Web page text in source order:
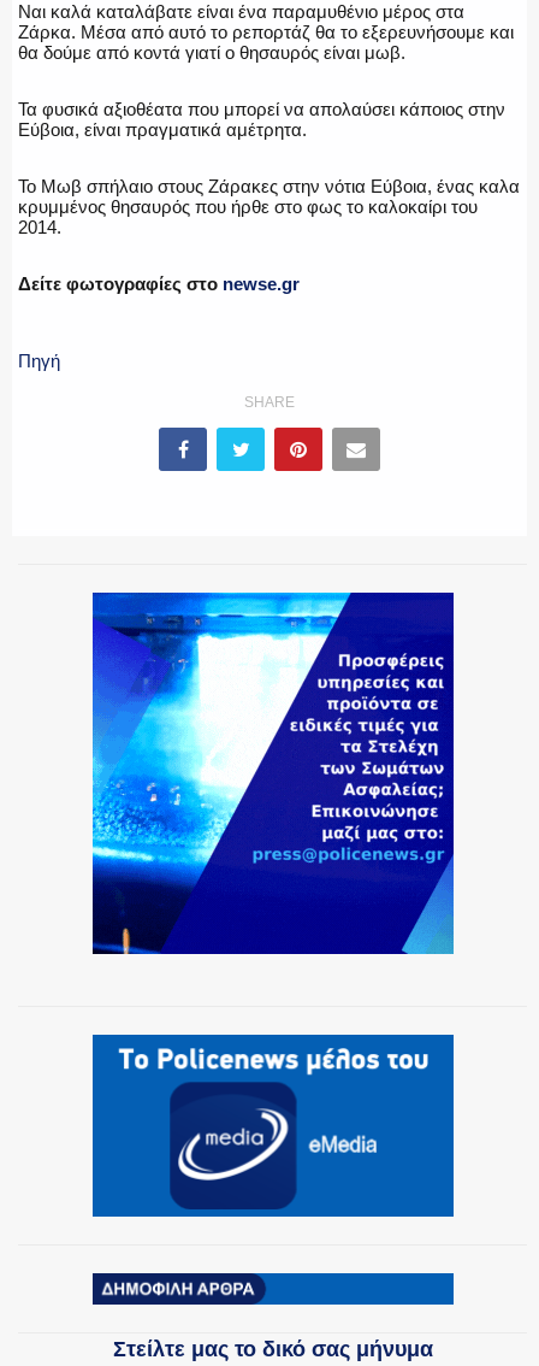
ΠΥΡΟΣΒΕΣΤΙΚΗ
ΕΝΟΠΛΕΣ ΔΥΝΑΜΕΙΣ
ΟΠΛΑ/ΕΞΟΠΛΙΣΜΟΣ
ΟΜΑΔΕΣ ΕΛ.ΑΣ.
Ναι καλά καταλάβατε είναι ένα παραμυθένιο μέρος στα
Ζάρκα. Μέσα από αυτό το ρεπορτάζ θα το εξερευνήσουμε και
θα δούμε από κοντά γιατί ο θησαυρός είναι μωβ.
Τα φυσικά αξιοθέατα που μπορεί να απολαύσει κάποιος στην
Εύβοια, είναι πραγματικά αμέτρητα.
Το Μωβ σπήλαιο στους Ζάρακες στην νότια Εύβοια, ένας καλα
κρυμμένος θησαυρός που ήρθε στο φως το καλοκαίρι του
2014.
Δείτε φωτογραφίες στο newse.gr
Πηγή
SHARE
Στείλτε μας το δικό σας μήνυμα